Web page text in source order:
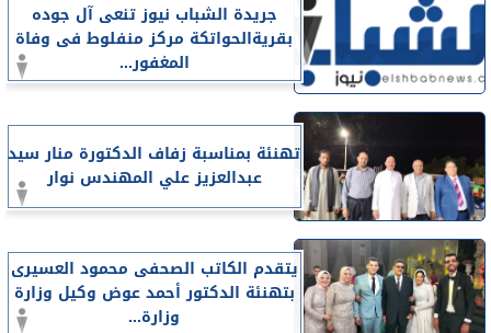
جريدة الشباب نيوز تنعى آل جوده
بقريةالحواتكة مركز منفلوط فى وفاة
المغفور...
تهنئة بمناسبة زفاف الدكتورة منار سيد
عبدالعزيز علي المهندس نوار
يتقدم الكاتب الصحفى محمود العسيرى
بتهنئة الدكتور أحمد عوض وكيل وزارة
وزارة...